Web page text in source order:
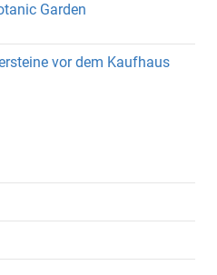
Garden
vor dem Kaufhaus